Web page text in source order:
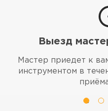
Выезд
Мастер приедет к
инструментом в